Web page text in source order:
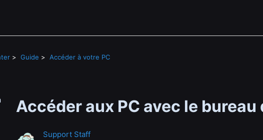
Guide Accéder à votre PC
Accéder aux PC avec le
Support Staff